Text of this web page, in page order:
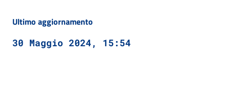
Ultimo aggiornamento
30 Maggio 2024, 15:54